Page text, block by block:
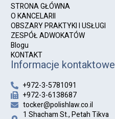
STRONA GŁÓWNA
O KANCELARII
OBSZARY PRAKTYKI I USŁUGI
ZESPÓŁ ADWOKATÓW
Blogu
KONTAKT
Informacje kontaktowe
+972-3-5781091
+972-3-6138687
tocker@polishlaw.co.il
1 Shacham St., Petah Tikva